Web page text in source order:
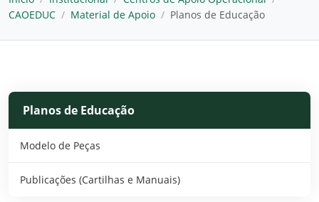
CAOEDUC / Material de Apoio / Planos de Educação
Planos de Educação
Modelo de Peças
Publicações (Cartilhas e Manuais)